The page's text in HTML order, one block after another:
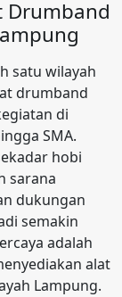
Drumband
satu wilayah
drumband
di
SMA.
hobi
sarana
dukungan
semakin
adalah
alat
Lampung.